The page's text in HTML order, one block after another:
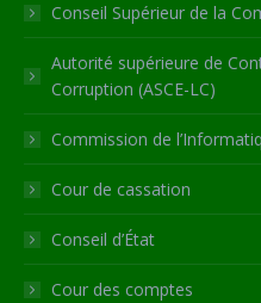
Conseil Supérieur de la
Autorité supérieure de
Corruption (ASCE-LC)
Commission de
Cour de cassation
Conseil d’État
Cour des comptes